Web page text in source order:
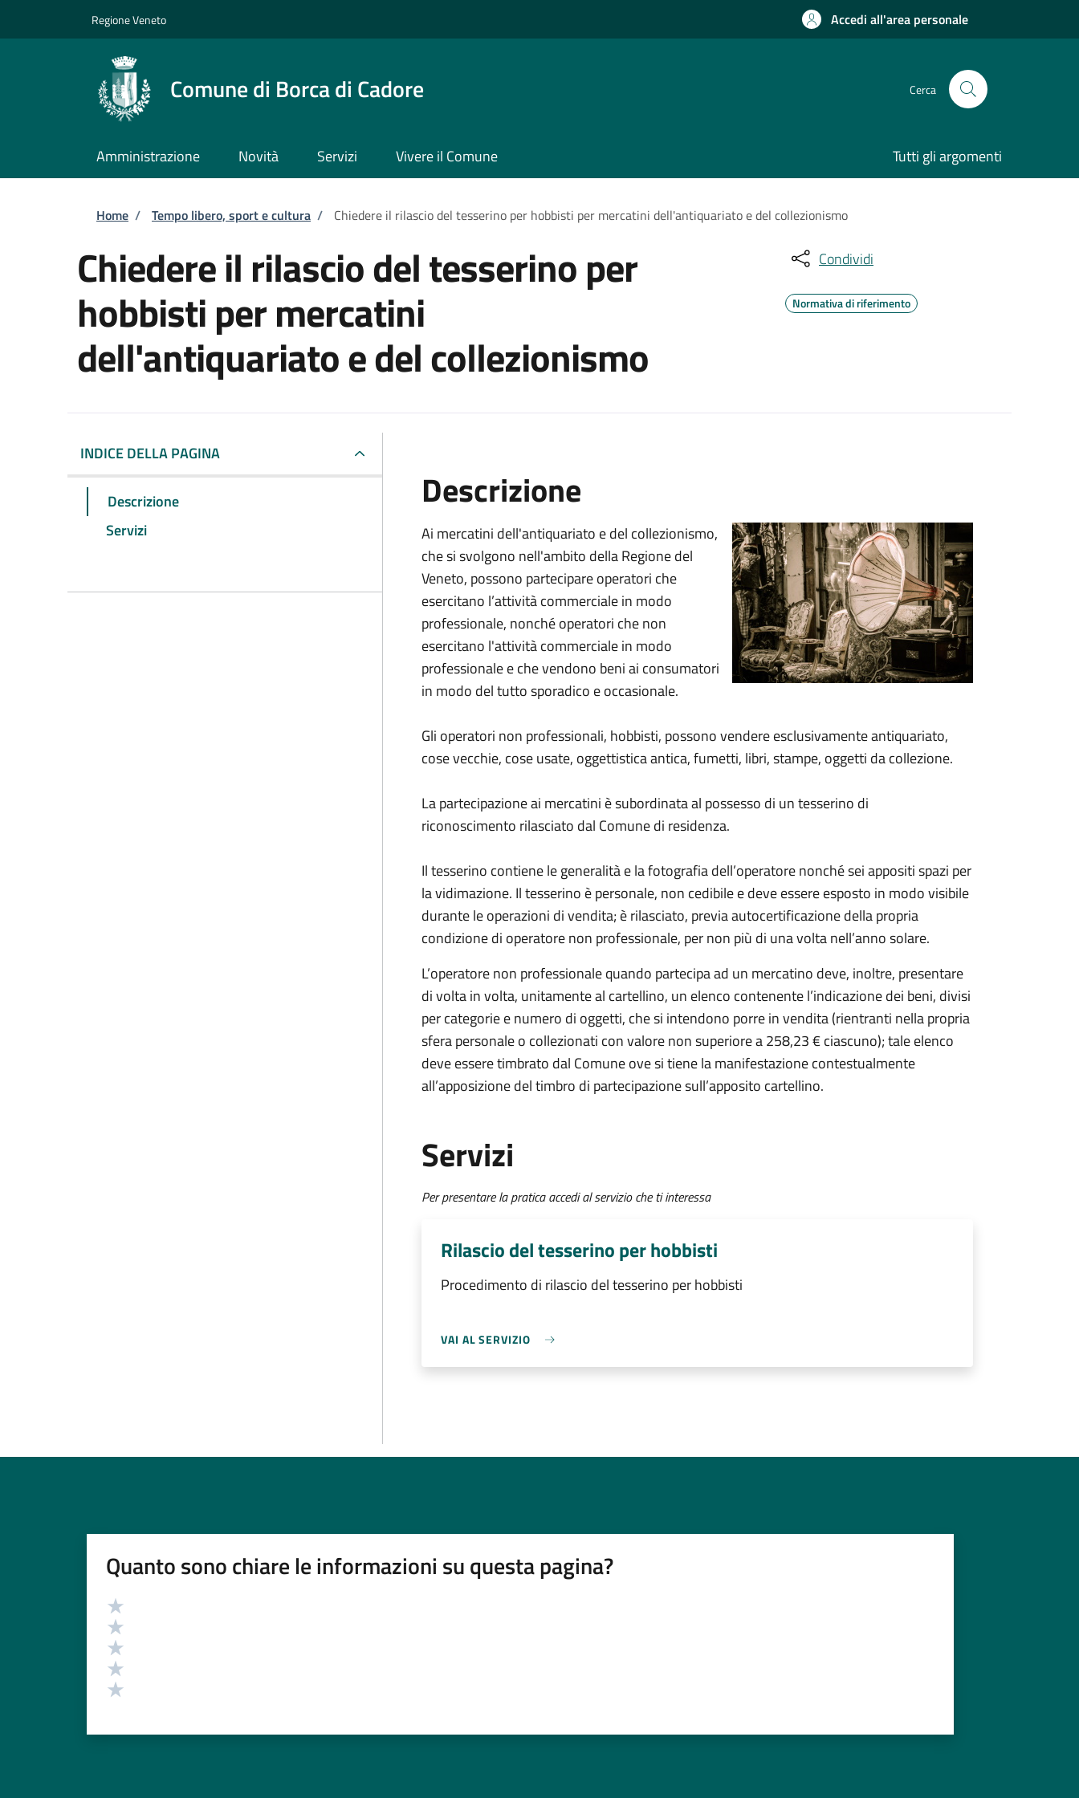
Regione Veneto Accedi all'area personale
Comune di Borca di Cadore Cerca
Amministrazione Novità Servizi Vivere il Comune Tutti gli argomenti
Briciole di pane
Home / Tempo libero, sport e cultura / Chiedere il rilascio del tesserino per hobbisti per mercatini dell'antiquariato e del collezionismo
Chiedere il rilascio del tesserino per
hobbisti per mercatini
dell'antiquariato e del collezionismo
Condividi
Normativa di riferimento
INDICE DELLA PAGINA
Descrizione
Servizi
Descrizione
Ai mercatini dell'antiquariato e del collezionismo,
che si svolgono nell'ambito della Regione del
Veneto, possono partecipare operatori che
esercitano l’attività commerciale in modo
professionale, nonché operatori che non
esercitano l'attività commerciale in modo
professionale e che vendono beni ai consumatori
in modo del tutto sporadico e occasionale.
Gli operatori non professionali, hobbisti, possono vendere esclusivamente antiquariato,
cose vecchie, cose usate, oggettistica antica, fumetti, libri, stampe, oggetti da collezione.
La partecipazione ai mercatini è subordinata al possesso di un tesserino di
riconoscimento rilasciato dal Comune di residenza.
Il tesserino contiene le generalità e la fotografia dell’operatore nonché sei appositi spazi per
la vidimazione. Il tesserino è personale, non cedibile e deve essere esposto in modo visibile
durante le operazioni di vendita; è rilasciato, previa autocertificazione della propria
condizione di operatore non professionale, per non più di una volta nell’anno solare.
L’operatore non professionale quando partecipa ad un mercatino deve, inoltre, presentare
di volta in volta, unitamente al cartellino, un elenco contenente l’indicazione dei beni, divisi
per categorie e numero di oggetti, che si intendono porre in vendita (rientranti nella propria
sfera personale o collezionati con valore non superiore a 258,23 € ciascuno); tale elenco
deve essere timbrato dal Comune ove si tiene la manifestazione contestualmente
all’apposizione del timbro di partecipazione sull’apposito cartellino.
Servizi
Per presentare la pratica accedi al servizio che ti interessa
Rilascio del tesserino per hobbisti
Procedimento di rilascio del tesserino per hobbisti
VAI AL SERVIZIO
Quanto sono chiare le informazioni su questa pagina?
Valutazione